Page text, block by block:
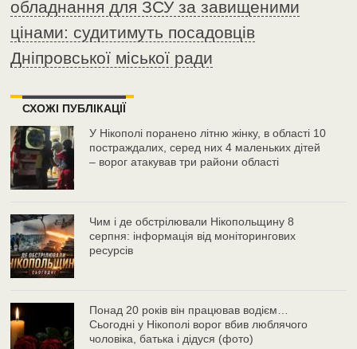
обладнання для ЗСУ за завищеними
цінами: судитимуть посадовців
Дніпровської міської ради
СХОЖІ ПУБЛІКАЦІЇ
У Нікополі поранено літню жінку, в області 10
постраждалих, серед них 4 маленьких дітей
– ворог атакував три райони області
Чим і де обстрілювали Нікопольщину 8
серпня: інформація від моніторингових
ресурсів
Понад 20 років він працював водієм…
Сьогодні у Нікополі ворог вбив люблячого
чоловіка, батька і дідуся (фото)